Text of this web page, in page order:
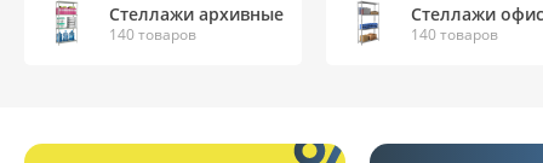
Стеллажи архивные
140 товаров
Стеллажи
140 товаров